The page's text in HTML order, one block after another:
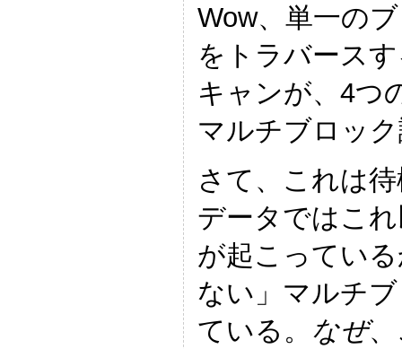
Wow、単一の
をトラバース
キャンが、4つ
マルチブロッ
さて、これは
データではこ
が起こってい
ない」マルチ
ている。 なぜ